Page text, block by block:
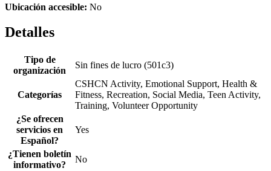
Ubicación accesible: No
Detalles
Tipo de
organización
Sin fines de lucro (501c3)
Categorías
CSHCN Activity, Emotional Support, Health &
Fitness, Recreation, Social Media, Teen Activity,
Training, Volunteer Opportunity
¿Se ofrecen
servicios en
Español?
Yes
¿Tienen boletín
informativo?
No